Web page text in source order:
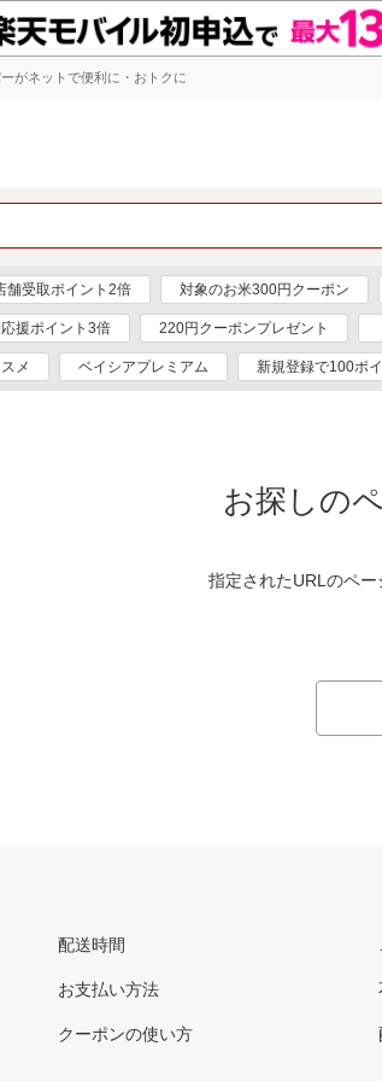
がネットで便利に・おトクに
舗受取ポイント2倍 対象のお米300円クーポン
援ポイント3倍 220円クーポンプレゼント
メ ベイシアプレミアム 新規登録で100ポ
お探しの
指定されたURLのペー
配送時間
お支払い方法
クーポンの使い方